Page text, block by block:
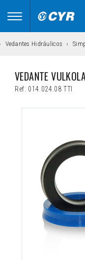
Toggle
Vedantes Hidráulicos
VEDANTE
Ref: 014.024.08 TTI